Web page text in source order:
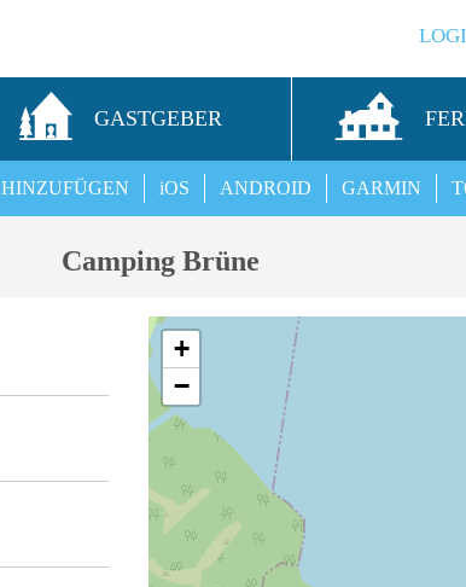
GASTGEBER
GARMIN
ANDROID
iOS
HINZUFÜGEN
Camping Brüne
+
−